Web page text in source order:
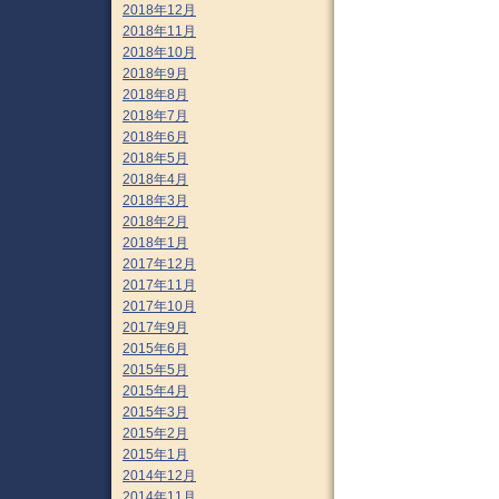
2018年12月
2018年11月
2018年10月
2018年9月
2018年8月
2018年7月
2018年6月
2018年5月
2018年4月
2018年3月
2018年2月
2018年1月
2017年12月
2017年11月
2017年10月
2017年9月
2015年6月
2015年5月
2015年4月
2015年3月
2015年2月
2015年1月
2014年12月